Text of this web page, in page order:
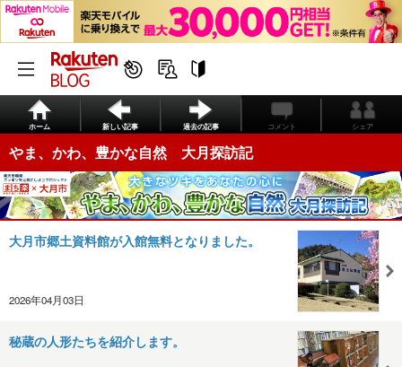
ホーム 新しい記事 過去の記事 コメント シェア
やま、かわ、豊かな自然 大月探訪記
大月市郷土資料館が入館無料となりました。
2026年04月03日
秘蔵の人形たちを紹介します。